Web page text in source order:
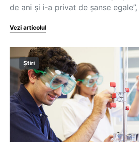
de ani și i-a privat de șanse
Vezi articolul
Știri